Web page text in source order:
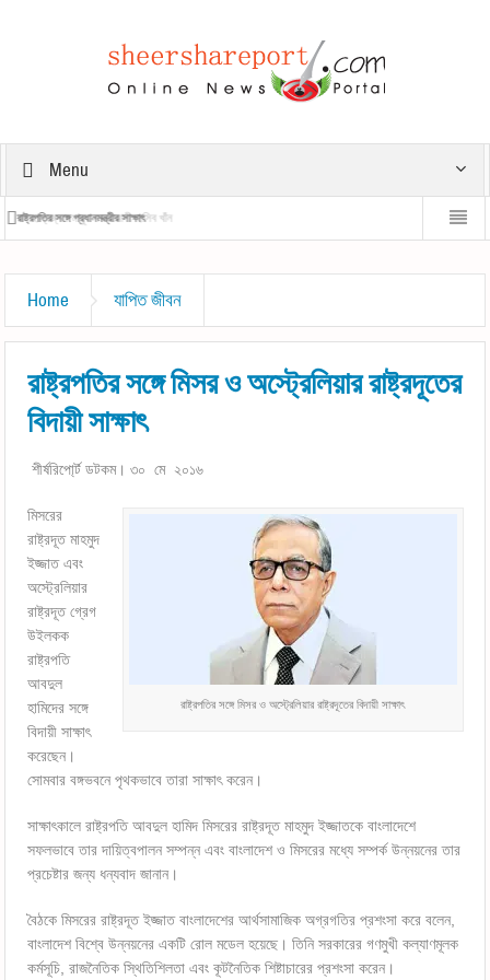
Menu
সদাহাস্যজ্বল মানুষ নবাব আলী হাসিব খাঁন
রাষ্ট্রপতির সঙ্গে প্রধানমন্ত্রীর সাক্ষাৎ
Home যাপিত জীবন
রাষ্ট্রপতির সঙ্গে মিসর ও অস্ট্রেলিয়ার রাষ্ট্রদূতের
বিদায়ী সাক্ষাৎ
শীর্ষরিপো্র্ট ডটকম। ৩০ মে ২০১৬
রাষ্ট্রপতির সঙ্গে মিসর ও অস্ট্রেলিয়ার রাষ্ট্রদূতের বিদায়ী সাক্ষাৎ
মিসরের
রাষ্ট্রদূত মাহমুদ
ইজ্জাত এবং
অস্ট্রেলিয়ার
রাষ্ট্রদূত গ্রেগ
উইলকক
রাষ্ট্রপতি
আবদুল
হামিদের সঙ্গে
বিদায়ী সাক্ষাৎ
করেছেন।
সোমবার বঙ্গভবনে পৃথকভাবে তারা সাক্ষাৎ করেন।
সাক্ষাৎকালে রাষ্ট্রপতি আবদুল হামিদ মিসরের রাষ্ট্রদূত মাহমুদ ইজ্জাতকে বাংলাদেশে
সফলভাবে তার দায়িত্বপালন সম্পন্ন এবং বাংলাদেশ ও মিসরের মধ্যে সম্পর্ক উন্নয়নের তার
প্রচেষ্টার জন্য ধন্যবাদ জানান।
বৈঠকে মিসরের রাষ্ট্রদূত ইজ্জাত বাংলাদেশের আর্থসামাজিক অগ্রগতির প্রশংসা করে বলেন,
বাংলাদেশ বিশ্বে উন্নয়নের একটি রোল মডেল হয়েছে। তিনি সরকারের গণমুখী কল্যাণমূলক
কর্মসূচি, রাজনৈতিক স্থিতিশিলতা এবং কূটনৈতিক শিষ্টাচারের প্রশংসা করেন।